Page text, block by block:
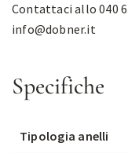
Contattaci allo 040
info@dobner.it
Specifiche
Tipologia anelli